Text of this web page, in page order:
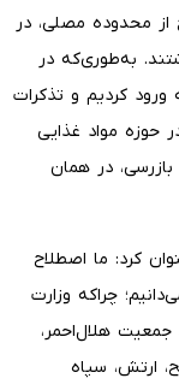
محدوده مصلی، در
به‌طوری‌که در
کردیم و تذکرات
حوزه مواد غذایی
در همان
کرد: ما اصطلاح
چراکه وزارت
جمعیت هلال‌احمر،
ارتش، سپاه